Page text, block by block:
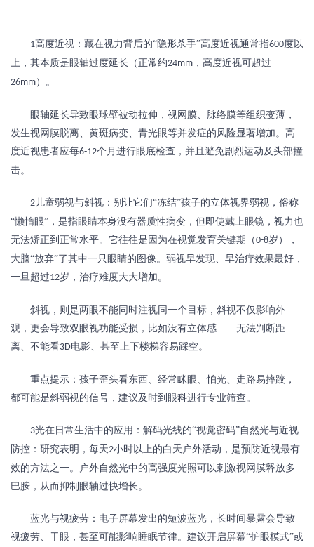
1高度近视：藏在视力背后的“隐形杀手”高度近视通常指600度以
上，其本质是眼轴过度延长（正常约24mm ，高度近视可超过
26mm）。
眼轴延长导致眼球壁被动拉伸，视网膜、脉络膜等组织变薄，
发生视网膜脱离、黄斑病变、青光眼等并发症的风险显著增加。高
度近视患者应每6-12个月进行眼底检查，并且避免剧烈运动及头部撞
击。
2儿童弱视与斜视：别让它们“冻结”孩子的立体视界弱视，俗称
“懒惰眼”，是指眼睛本身没有器质性病变，但即使戴上眼镜，视力也
无法矫正到正常水平。它往往是因为在视觉发育关键期（0-8岁），
大脑“放弃”了其中一只眼睛的图像。弱视早发现、早治疗效果最好，
一旦超过12岁，治疗难度大大增加。
斜视，则是两眼不能同时注视同一个目标，斜视不仅影响外
观，更会导致双眼视功能受损，比如没有立体感——无法判断距
离、不能看3D电影、甚至上下楼梯容易踩空。
重点提示：孩子歪头看东西、经常眯眼、怕光、走路易摔跤，
都可能是斜弱视的信号，建议及时到眼科进行专业筛查。
3光在日常生活中的应用：解码光线的“视觉密码”自然光与近视
防控：研究表明，每天2小时以上的白天户外活动，是预防近视最有
效的方法之一。户外自然光中的高强度光照可以刺激视网膜释放多
巴胺，从而抑制眼轴过快增长。
蓝光与视疲劳：电子屏幕发出的短波蓝光，长时间暴露会导致
视疲劳、干眼，甚至可能影响睡眠节律。建议开启屏幕“护眼模式”或